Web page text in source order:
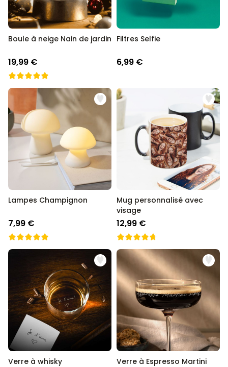
Boule à neige Nain de jardin
19,99 €
Filtres Selfie
6,99 €
Lampes Champignon
7,99 €
Mug personnalisé avec
visage
12,99 €
Verre à whisky
Verre à Espresso Martini